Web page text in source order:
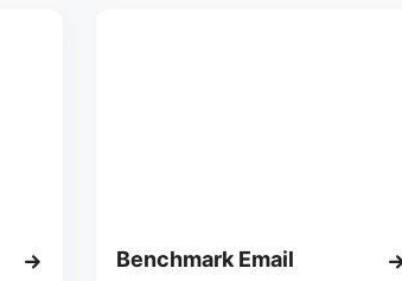
Benchmark Email